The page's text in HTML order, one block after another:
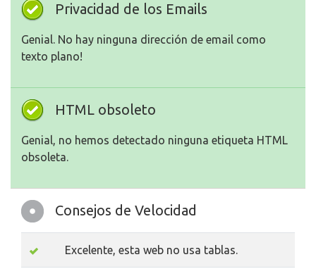
Privacidad de los Emails
Genial. No hay ninguna dirección de email como
texto plano!
HTML obsoleto
Genial, no hemos detectado ninguna etiqueta HTML
obsoleta.
Consejos de Velocidad
Excelente, esta web no usa tablas.